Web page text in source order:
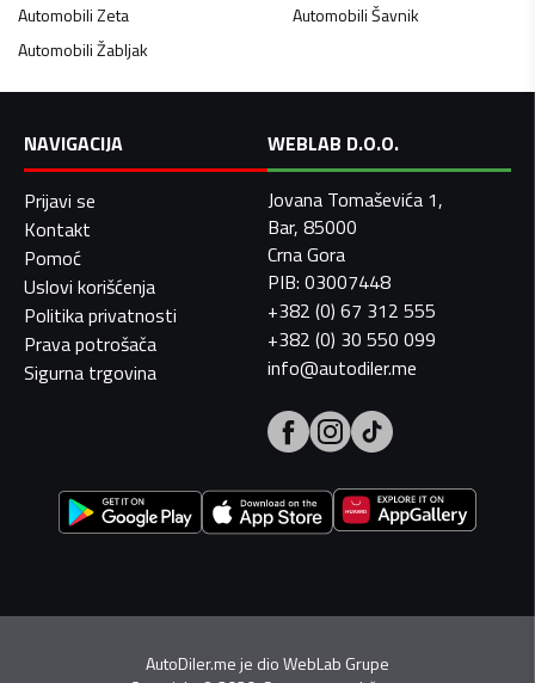
AutomobiliZeta AutomobiliŠavnik
AutomobiliŽabljak
NAVIGACIJA
Prijavi se
Kontakt
Pomoć
Uslovi korišćenja
Politika privatnosti
Prava potrošača
Sigurna trgovina
WEBLAB D.O.O.
Jovana Tomaševića 1,
Bar, 85000
Crna Gora
PIB: 03007448
+382 (0) 67 312 555
+382 (0) 30 550 099
info@autodiler.me
AutoDiler.me je dioWebLab Grupe